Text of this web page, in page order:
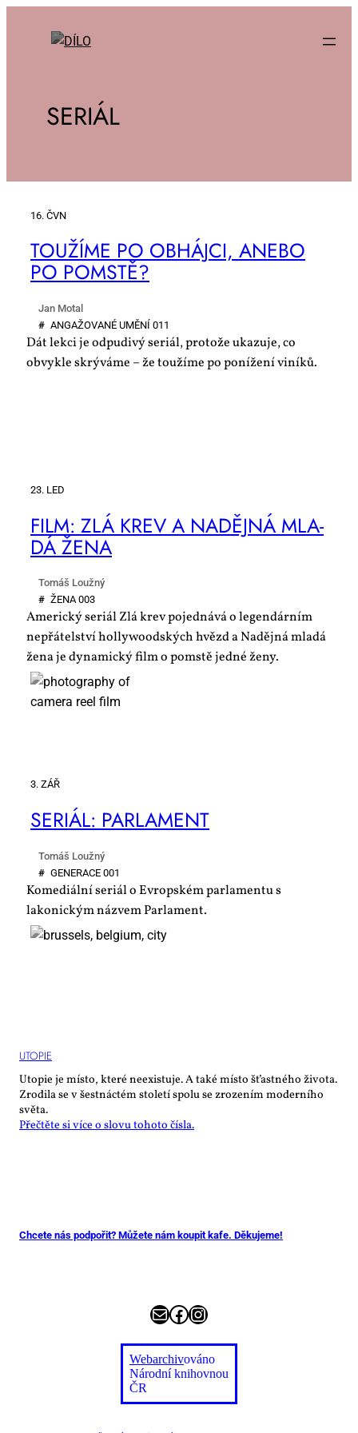
SERIÁL
16. ČVN
TOU­ŽÍ­ME PO OB­HÁJ­CI, ANE­BO
PO PO­MSTĚ?
Jan Motal
# AN­GA­ŽO­VA­NÉ UMĚ­NÍ 011
Dát lekci je odpudivý seriál, protože ukazuje, co
obvykle skrýváme – že toužíme po ponížení viníků.
23. LED
FILM: ZLÁ KREV A NA­DĚJ­NÁ MLA­
DÁ ŽE­NA
Tomáš Loužný
# ŽE­NA 003
Americký seriál Zlá krev pojednává o legendárním
nepřátelství hollywoodských hvězd a Nadějná mladá
žena je dynamický film o pomstě jedné ženy.
3. ZÁŘ
SE­RI­ÁL: PAR­LA­MENT
Tomáš Loužný
# GE­NE­RA­CE 001
Komediální seriál o Evropském parlamentu s
lakonickým názvem Parlament.
UTO­PIE
Utopie je místo, které neexistuje. A také místo šťastného života.
Zrodila se v šestnáctém století spolu se zrozením moderního
světa.
Přečtěte si více o slovu tohoto čísla.
Chcete nás podpořit? Můžete nám koupit kafe. Děkujeme!
E-mailFacebook
Instagram
Webarchivováno
Národní knihovnou
ČR